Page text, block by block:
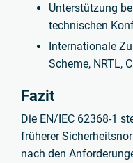
Unterstützung
technischen
Internationale
Scheme, NRTL,
Fazit
Die EN/IEC 62368-1
früherer
nach den